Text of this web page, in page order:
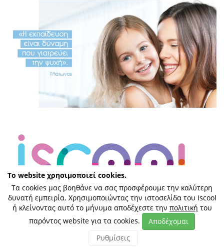
Το website χρησιμοποιεί cookies.
Τα cookies μας βοηθάνε να σας προσφέρουμε την καλύτερη
δυνατή εμπειρία. Χρησιμοποιώντας την ιστοσελίδα του Iscool
ή κλείνοντας αυτό το μήνυμα αποδέχεστε την πολιτική του
παρόντος website για τα cookies.
Αποδέχομαι
Ρυθμίσεις